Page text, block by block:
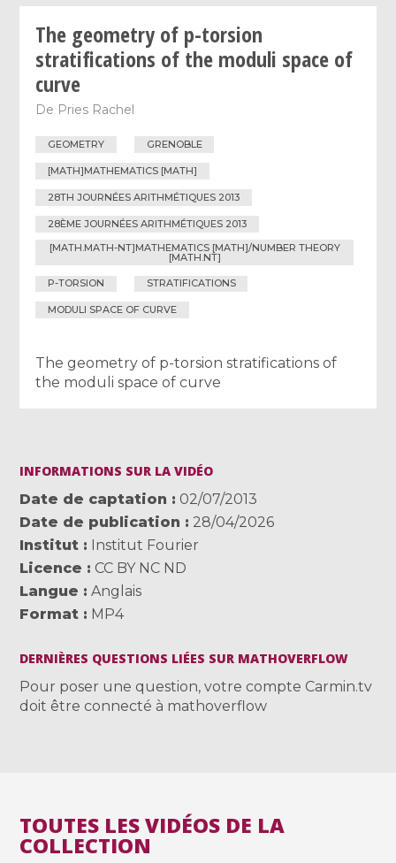
The geometry of p-torsion
stratifications of the moduli space of
curve
De Pries Rachel
GEOMETRY GRENOBLE
[MATH]MATHEMATICS [MATH]
28TH JOURNÉES ARITHMÉTIQUES 2013
28ÈME JOURNÉES ARITHMÉTIQUES 2013
[MATH.MATH-NT]MATHEMATICS [MATH]/NUMBER THEORY
[MATH.NT]
P-TORSION STRATIFICATIONS
MODULI SPACE OF CURVE
The geometry of p-torsion stratifications of
the moduli space of curve
INFORMATIONS SUR LA VIDÉO
Date de captation
02/07/2013
Date de publication
28/04/2026
Institut
Institut Fourier
Licence
CC BY NC ND
Langue
Anglais
Format
MP4
DERNIÈRES QUESTIONS LIÉES SUR MATHOVERFLOW
Pour poser une question, votre compte Carmin.tv
doit être connecté à mathoverflow
TOUTES LES VIDÉOS DE LA
COLLECTION